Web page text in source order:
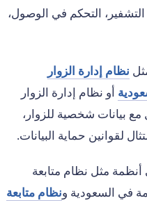
التحكم في الوصول،
نظام إدارة الزوار
أو نظام إدارة الزوار
بيانات شخصية للزوار،
لقوانين حماية البيانات.
مثل نظام متابعة
في السعودية ونظام متابعة